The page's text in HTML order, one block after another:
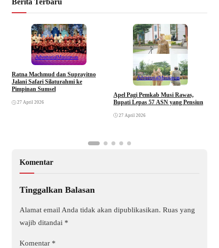
AdvertorialMusirawas
Ratna Machmud dan Suprayitno
Jalani Safari Silaturahmi ke
Pimpinan Sumsel
27 April 2026
AdvertorialMusirawas
Apel Pagi Pemkab Musi Rawas,
Bupati Lepas 57 ASN yang Pensiun
27 April 2026
Komentar
Tinggalkan Balasan
Alamat email Anda tidak akan dipublikasikan. Ruas yang
wajib ditandai *
Komentar *